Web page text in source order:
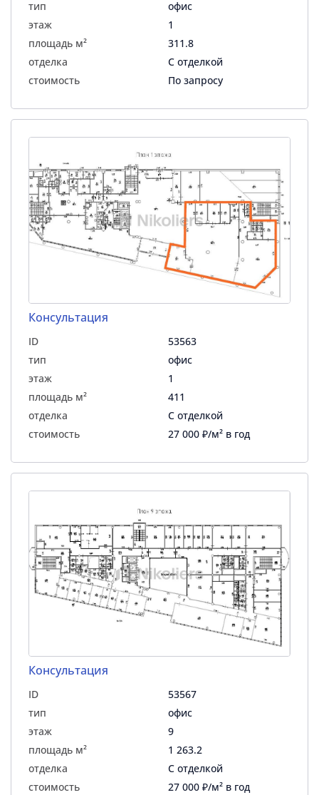
тип
офис
этаж
1
площадь м²
311.8
отделка
С отделкой
стоимость
По запросу
Консультация
ID
53563
тип
офис
этаж
1
площадь м²
411
отделка
С отделкой
стоимость
27 000 ₽/м² в год
Консультация
ID
53567
тип
офис
этаж
9
площадь м²
1 263.2
отделка
С отделкой
стоимость
27 000 ₽/м² в год